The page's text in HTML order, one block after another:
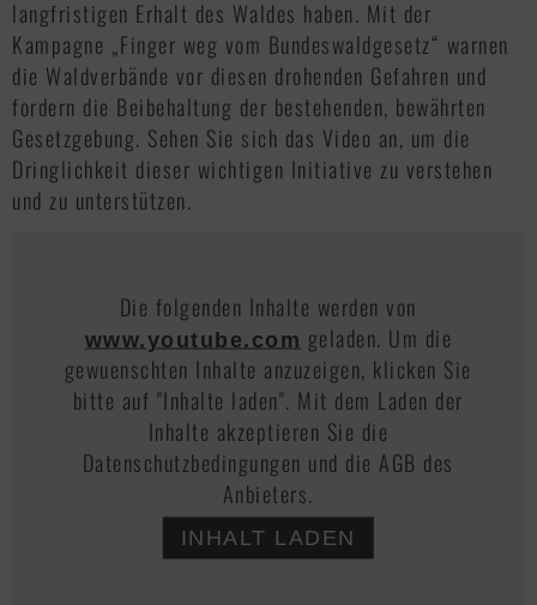
langfristigen Erhalt des Waldes haben. Mit der
Kampagne „Finger weg vom Bundeswaldgesetz“ warnen
die Waldverbände vor diesen drohenden Gefahren und
fordern die Beibehaltung der bestehenden, bewährten
Gesetzgebung. Sehen Sie sich das Video an, um die
Dringlichkeit dieser wichtigen Initiative zu verstehen
und zu unterstützen.
Die folgenden Inhalte werden von
www.youtube.com geladen. Um die
gewuenschten Inhalte anzuzeigen, klicken Sie
bitte auf "Inhalte laden". Mit dem Laden der
Inhalte akzeptieren Sie die
Datenschutzbedingungen und die AGB des
Anbieters.
INHALT LADEN